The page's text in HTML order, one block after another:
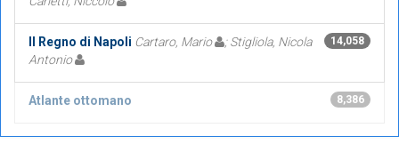
14,058
Il Regno di Napoli Cartaro, Mario
; Stigliola, Nicola
Antonio
8,386
Atlante ottomano